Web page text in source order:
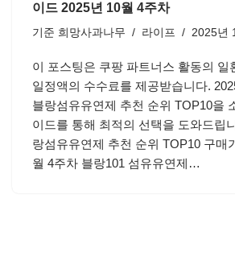
이드 2025년 10월 4주차
기준 희망사과나무 라이프 2025년
이 포스팅은 쿠팡 파트너스 활동의 일
일정액의 수수료를 제공받습니다.
블랑섬유유연제 추천 순위 TOP10을
이드를 통해 최적의 선택을 도와드립
랑섬유유연제 추천 순위 TOP10 구매
월 4주차 블랑101 섬유유연제…